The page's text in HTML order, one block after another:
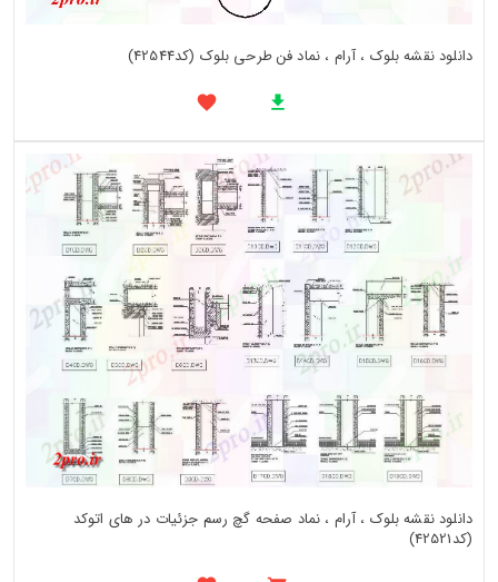
دانلود نقشه بلوک ، آرام ، نماد فن طرحی بلوک (کد42544)
دانلود نقشه بلوک ، آرام ، نماد صفحه گچ رسم جزئیات در های اتوکد
(کد42521)